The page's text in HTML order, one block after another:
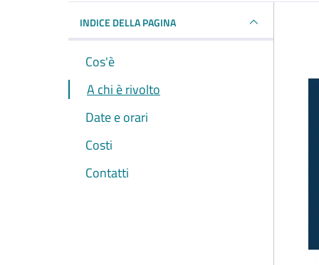
INDICE DELLA PAGINA
Cos'è
A chi è rivolto
Date e orari
Costi
Contatti